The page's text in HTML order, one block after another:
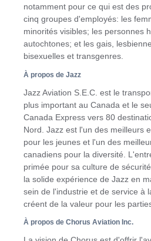
notamment pour ce qui est des
cinq groupes d'employés: les
minorités visibles; les personnes
autochtones; et les gais,
bisexuelles et transgenres.
À propos de Jazz
Jazz Aviation S.E.C. est le
plus important au Canada et le
Canada Express vers 80
Nord. Jazz est l'un des meilleurs
pour les jeunes et l'un des
canadiens pour la diversité.
primée pour sa culture de
la solide expérience de Jazz en
sein de l'industrie et de service à
créent de la valeur pour les
À propos de Chorus Aviation Inc.